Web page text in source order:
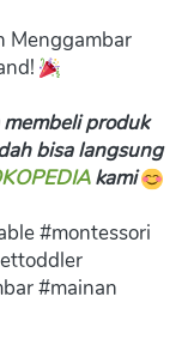
Menggambar
produk
bisa langsung
kami
#montessori
#mainan